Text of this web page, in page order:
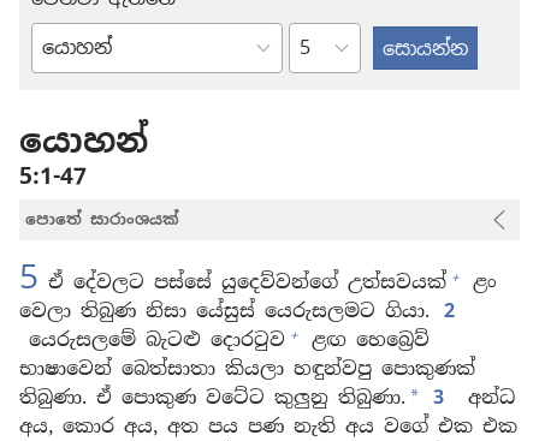
බයිබලයේ
පරිච්ඡේදය
යොහන්
5:1-47
පොතේ සාරාංශයක්
5 ඒ දේවලට පස්සේ යුදෙව්වන්ගේ උත්සවයක් +
ළං
වෙලා තිබුණ නිසා යේසුස් යෙරුසලමට ගියා.
2
යෙරුසලමේ බැටළු දොරටුව +
ළඟ හෙබ්‍රෙව්
භාෂාවෙන් බෙත්සාතා කියලා හඳුන්වපු පොකුණක්
තිබුණා. ඒ පොකුණ වටේට කුලුනු තිබුණා. * 3
අන්ධ
අය, කොර අය, අත පය පණ නැති අය වගේ එක එක